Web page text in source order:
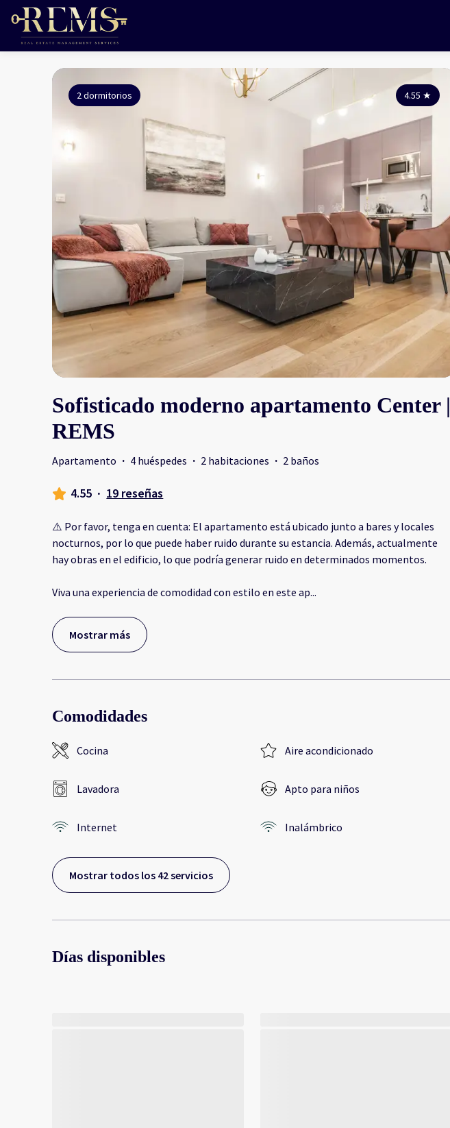
4.55 ★
2 dormitorios
Sofisticado moderno apartamento Center |
REMS
Apartamento · 4 huéspedes · 2 habitaciones · 2 baños
4.55 · 19 reseñas
⚠️ Por favor, tenga en cuenta: El apartamento está ubicado junto a bares y locales
nocturnos, por lo que puede haber ruido durante su estancia. Además, actualmente
hay obras en el edificio, lo que podría generar ruido en determinados momentos.
Viva una experiencia de comodidad con estilo en este ap...
Mostrar más
Comodidades
Cocina Aire acondicionado
Lavadora Apto para niños
Internet Inalámbrico
Mostrar todos los 42 servicios
Días disponibles